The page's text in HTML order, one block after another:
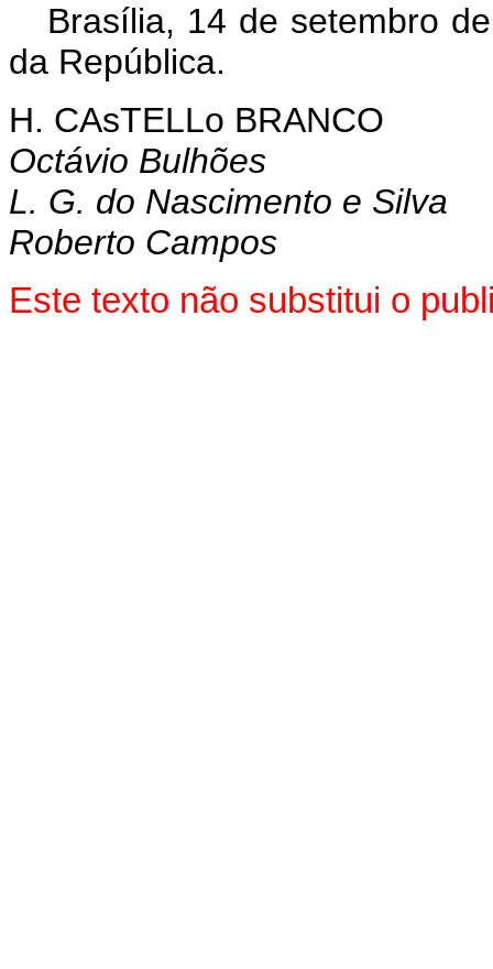
Brasília, 14 de setembro
da República.
H. CAsTELLo BRANCO
Octávio Bulhões
L. G. do Nascimento e Silva
Roberto Campos
Este texto não substitui o